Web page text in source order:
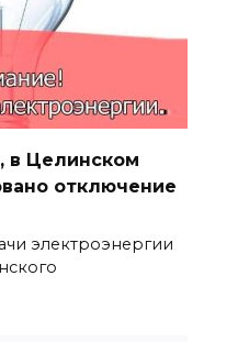
в Целинском
отключение
электроэнергии